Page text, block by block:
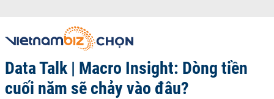
Data Talk | Macro Insight: Dòng tiền
cuối năm sẽ chảy vào đâu?